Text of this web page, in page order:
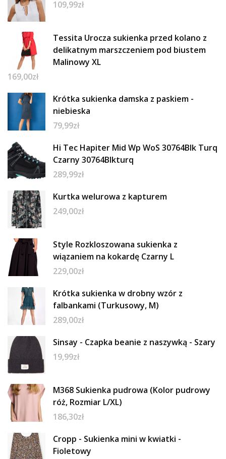
109,99zł
Tessita Urocza sukienka przed kolano z
delikatnym marszczeniem pod biustem
Malinowy XL
169,00zł
Krótka sukienka damska z paskiem -
niebieska
79,99zł
Hi Tec Hapiter Mid Wp WoS 30764Blk Turq
Czarny 30764Blkturq
289,99zł
Kurtka welurowa z kapturem
249,00zł
Style Rozkloszowana sukienka z
wiązaniem na kokardę Czarny L
229,00zł
Krótka sukienka w drobny wzór z
falbankami (Turkusowy, M)
289,00zł
Sinsay - Czapka beanie z naszywką - Szary
19,99zł
M368 Sukienka pudrowa (Kolor pudrowy
róż, Rozmiar L/XL)
186,30zł
Cropp - Sukienka mini w kwiatki -
Fioletowy